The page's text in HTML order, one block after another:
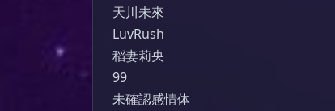
天川未來
LuvRush
稻妻莉央
99
未確認感情体